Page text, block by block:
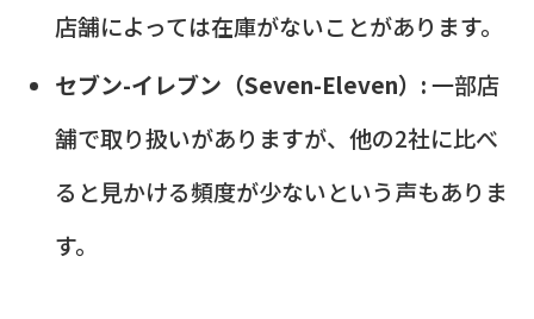
店舗によっては在庫がないことがあります。
セブン-イレブン（Seven-Eleven）:一部店
舗で取り扱いがありますが、他の2社に比べ
ると見かける頻度が少ないという声もありま
す。